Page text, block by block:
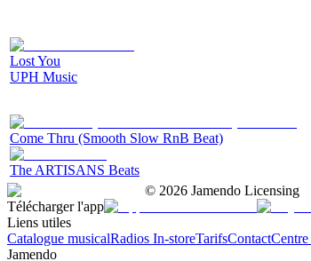
Lost You
UPH Music
Come Thru (Smooth Slow RnB Beat)
The ARTISANS Beats
© 2026 Jamendo Licensing
Télécharger l'app
Liens utiles
Catalogue musicalRadios In-storeTarifsContact
Jamendo